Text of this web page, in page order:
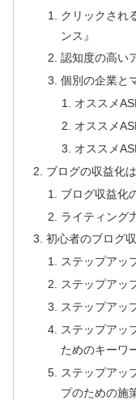
クリックされ
ンス』
認知度の高い
個別の企業と
オススメ
オススメ
オススメ
ブログの収益化
ブログ収益化
ライティング
初心者のブログ
ステップアッ
ステップアッ
ステップアッ
ステップアッ
ためのキーワ
ステップアッ
プのための施